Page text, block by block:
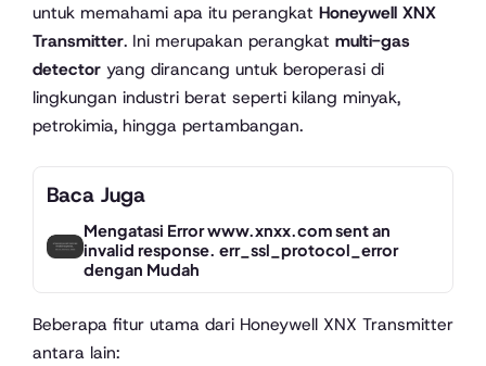
untuk memahami apa itu perangkat Honeywell XNX
Transmitter. Ini merupakan perangkat multi-gas
detector yang dirancang untuk beroperasi di
lingkungan industri berat seperti kilang minyak,
petrokimia, hingga pertambangan.
Baca Juga
Mengatasi Error www.xnxx.com sent an
invalid response. err_ssl_protocol_error
dengan Mudah
Beberapa fitur utama dari Honeywell XNX Transmitter
antara lain: